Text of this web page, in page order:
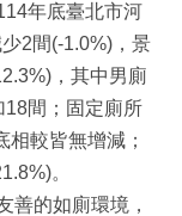
年底臺北市河
2間(-1.0%)，景
，其中男廁
間；固定廁所
較皆無增減；
。
的如廁環境，